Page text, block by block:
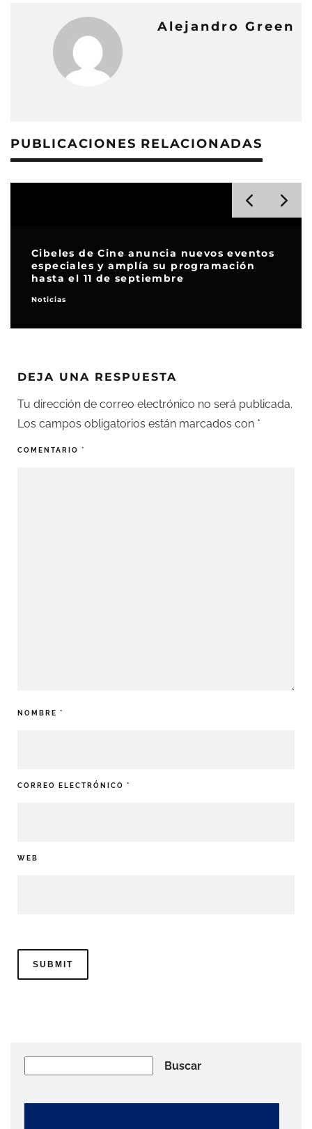
Alejandro Green
PUBLICACIONES RELACIONADAS
Cibeles de Cine anuncia nuevos eventos
especiales y amplía su programación
hasta el 11 de septiembre
Noticias
DEJA UNA RESPUESTA
Tu dirección de correo electrónico no será publicada.
Los campos obligatorios están marcados con *
COMENTARIO *
NOMBRE *
CORREO ELECTRÓNICO *
WEB
Buscar